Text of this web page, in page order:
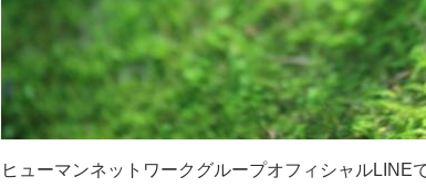
ヒューマンネットワークグループオフィシャルLINEで